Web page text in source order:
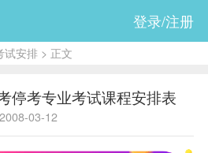
登录/注册
试安排> 正文
停考专业考试课程安排表
2008-03-12